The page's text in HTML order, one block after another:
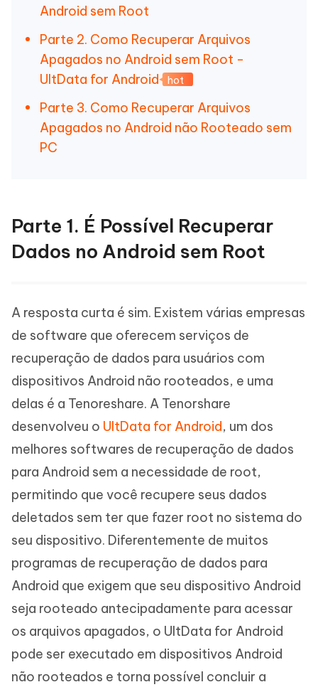
Android sem Root
Parte 2. Como Recuperar Arquivos
Apagados no Android sem Root -
UltData for Android
hot
Parte 3. Como Recuperar Arquivos
Apagados no Android não Rooteado sem
PC
Parte 1. É Possível Recuperar
Dados no Android sem Root
A resposta curta é sim. Existem várias empresas
de software que oferecem serviços de
recuperação de dados para usuários com
dispositivos Android não rooteados, e uma
delas é a Tenoreshare. A Tenorshare
desenvolveu o UltData for Android, um dos
melhores softwares de recuperação de dados
para Android sem a necessidade de root,
permitindo que você recupere seus dados
deletados sem ter que fazer root no sistema do
seu dispositivo. Diferentemente de muitos
programas de recuperação de dados para
Android que exigem que seu dispositivo Android
seja rooteado antecipadamente para acessar
os arquivos apagados, o UltData for Android
pode ser executado em dispositivos Android
não rooteados e torna possível concluir a